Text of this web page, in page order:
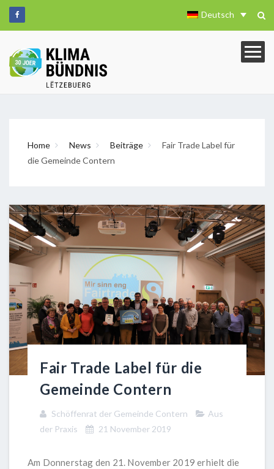
Deutsch
Home News Beiträge
Fair Trade Label für
die Gemeinde Contern
Fair Trade Label für die
Gemeinde Contern
Schöffenrat der Gemeinde Contern
Aus
der Praxis
21 November 2019
Am Donnerstag den 21. November 2019 erhielt die